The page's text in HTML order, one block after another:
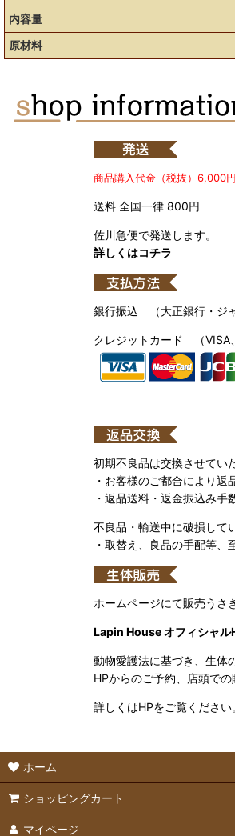
内容量
原材料
商品購入代金（税抜）6,000
送料 全国一律 800円
佐川急便で発送します。
詳しくはコチラ
銀行振込 （大正銀行・ジ
クレジットカード （VISA
初期不良品は交換させてい
・お客様のご都合により返
・返品送料・返金振込み手
不良品・輸送中に破損して
・取替え、良品の手配等、
ホームページにて販売うさ
Lapin House オフィシャル
動物愛護法に基づき、生体
HPからのご予約、店頭で
詳しくはHPをご覧ください
ホーム
ショッピングカート
マイページ